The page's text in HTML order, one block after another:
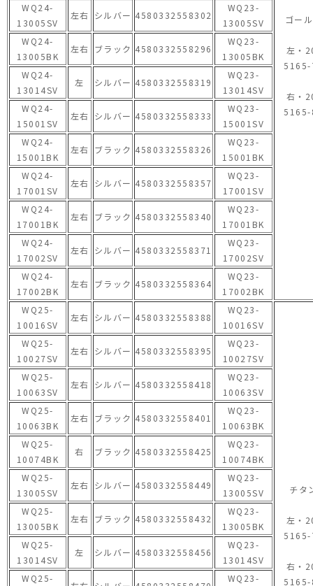
ゴー
左・
右・
WQ24-
13005SV
左右 シルバー 4580332558302
WQ23-
13005SV
WQ24-
13005BK
左右 ブラック 4580332558296
WQ23-
13005BK
WQ24-
13014SV
左 シルバー 4580332558319
WQ23-
13014SV
WQ24-
15001SV
左右 シルバー 4580332558333
WQ23-
15001SV
WQ24-
15001BK
左右 ブラック 4580332558326
WQ23-
15001BK
WQ24-
17001SV
左右 シルバー 4580332558357
WQ23-
17001SV
WQ24-
17001BK
左右 ブラック 4580332558340
WQ23-
17001BK
WQ24-
17002SV
左右 シルバー 4580332558371
WQ23-
17002SV
WQ24-
17002BK
左右 ブラック 4580332558364
WQ23-
17002BK
WQ25-
10016SV
左右 シルバー 4580332558388
WQ23-
10016SV
チタ
左・
右・
WQ25-
10027SV
左右 シルバー 4580332558395
WQ23-
10027SV
WQ25-
10063SV
左右 シルバー 4580332558418
WQ23-
10063SV
WQ25-
10063BK
左右 ブラック 4580332558401
WQ23-
10063BK
WQ25-
10074BK
右 ブラック 4580332558425
WQ23-
10074BK
WQ25-
13005SV
左右 シルバー 4580332558449
WQ23-
13005SV
WQ25-
13005BK
左右 ブラック 4580332558432
WQ23-
13005BK
WQ25-
13014SV
左 シルバー 4580332558456
WQ23-
13014SV
WQ25-
WQ23-